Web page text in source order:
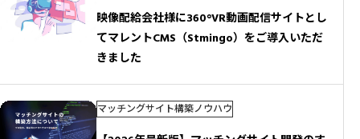
映像配給会社様に360°VR動画配信サイトとし
てマレントCMS（Stmingo）をご導入いただ
きました
マッチングサイト構築ノウハウ